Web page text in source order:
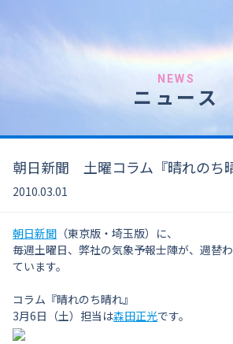
NEWS
ニュース
朝日新聞 土曜コラム『晴れのち
2010.03.01
朝日新聞 （東京版・埼玉版）に、
毎週土曜日、弊社の気象予報士陣が、週替
ています。
コラム『晴れのち晴れ』
3月6日（土）担当は森田正光です。